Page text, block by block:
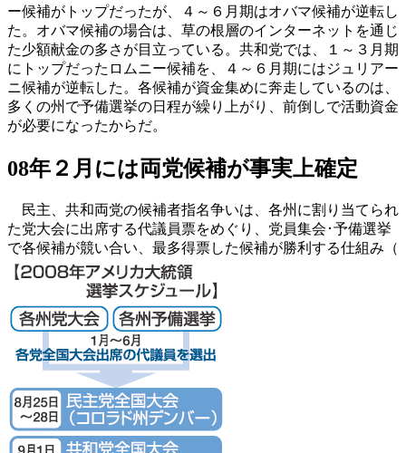
ー候補がトップだったが、４～６月期はオバマ候補が逆転し
た。オバマ候補の場合は、草の根層のインターネットを通じ
た少額献金の多さが目立っている。共和党では、１～３月期
にトップだったロムニー候補を、４～６月期にはジュリアー
ニ候補が逆転した。各候補が資金集めに奔走しているのは、
多くの州で予備選挙の日程が繰り上がり、前倒しで活動資金
が必要になったからだ。
08年２月には両党候補が事実上確定
民主、共和両党の候補者指名争いは、各州に割り当てられ
た党大会に出席する代議員票をめぐり、党員集会･予備選挙
で各候補が競い合い、最多得票した候補が勝利する仕組み（